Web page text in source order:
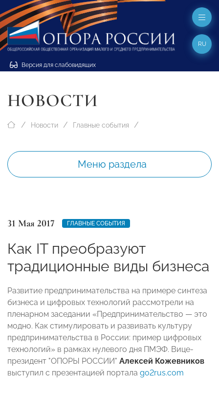
Версия для слабовидящих
RU
НОВОСТИ
Новости Главные события
Меню раздела
31 Мая 2017 ГЛАВНЫЕ СОБЫТИЯ
Как IT преобразуют
традиционные виды бизнеса
Развитие предпринимательства на примере синтеза
бизнеса и цифровых технологий рассмотрели на
пленарном заседании «Предпринимательство — это
модно. Как стимулировать и развивать культуру
предпринимательства в России: пример цифровых
технологий» в рамках нулевого дня ПМЭФ. Вице-
президент "ОПОРЫ РОССИИ" Алексей Кожевников
выступил с презентацией портала go2rus.com